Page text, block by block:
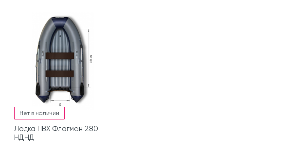
Нет в наличии
Лодка ПВХ Флагман 280
НДНД